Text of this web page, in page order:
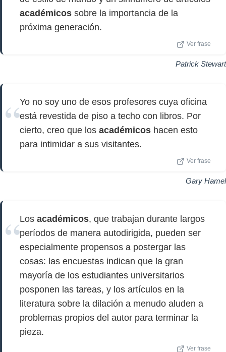
académicos sobre la importancia de la
próxima generación.
Ver frase
Patrick Stewart
Yo no soy uno de esos profesores cuya oficina
está revestida de piso a techo con libros. Por
cierto, creo que los académicos hacen esto
para intimidar a sus visitantes.
Ver frase
Gary Hamel
Los académicos, que trabajan durante largos
períodos de manera autodirigida, pueden ser
especialmente propensos a postergar las
cosas: las encuestas indican que la gran
mayoría de los estudiantes universitarios
posponen las tareas, y los artículos en la
literatura sobre la dilación a menudo aluden a
problemas propios del autor para terminar la
pieza.
Ver frase